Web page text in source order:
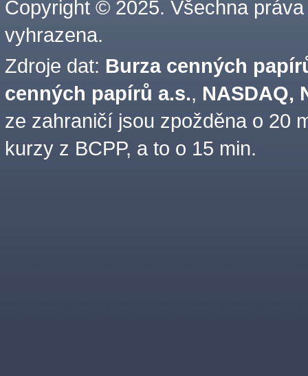
Copyright © 2025. Všechna práva
vyhrazena.
Zdroje dat: Burza cenných
cenných papírů a.s., NASDAQ,
ze zahraničí jsou zpožděna o 20
kurzy z BCPP, a to o 15 min.